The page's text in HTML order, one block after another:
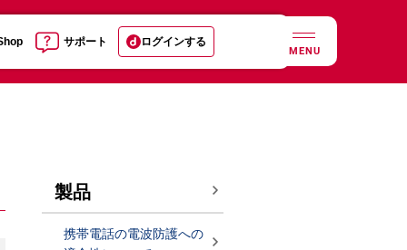
サポート ログインする
MENU
製品
携帯電話の電波防護への